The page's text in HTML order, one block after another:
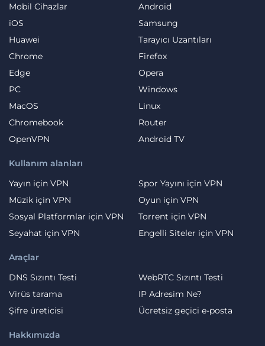
Mobil Cihazlar
Android
iOS
Samsung
Huawei
Tarayıcı Uzantıları
Chrome
Firefox
Edge
Opera
PC
Windows
MacOS
Linux
Chromebook
Router
OpenVPN
Android TV
Kullanım alanları
Yayın için VPN
Spor Yayını için VPN
Müzik için VPN
Oyun için VPN
Sosyal Platformlar için VPN
Torrent için VPN
Seyahat için VPN
Engelli Siteler için VPN
Hakkımızda
Araçlar
DNS Sızıntı Testi
WebRTC Sızıntı Testi
Virüs tarama
IP Adresim Ne?
Şifre üreticisi
Ücretsiz geçici e-posta